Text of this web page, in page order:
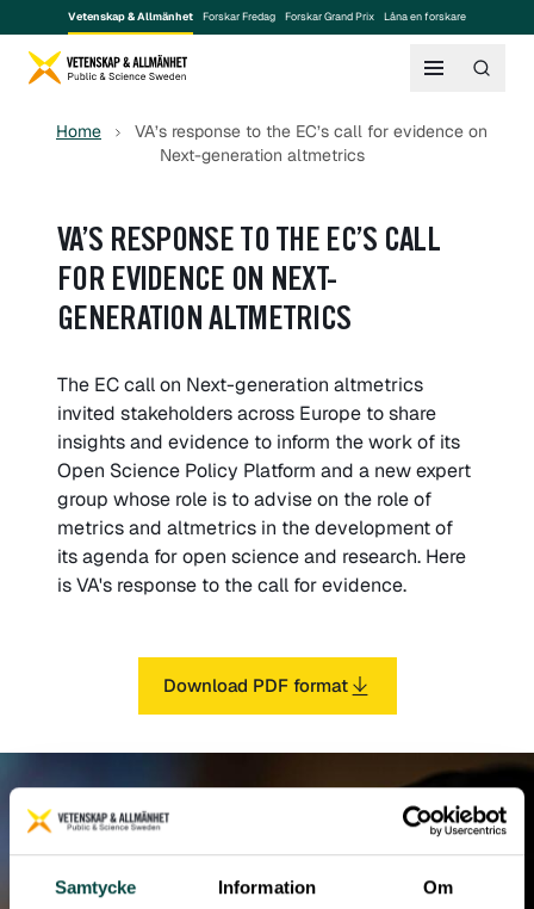
Samtycke Information Om
Vetenskap & Allmänhet Forskar Fredag Forskar Grand Prix Låna en forskare
Home
VA’s response to the EC’s call for evidence on
Next-generation altmetrics
VA’S RESPONSE TO THE EC’S CALL
FOR EVIDENCE ON NEXT-
GENERATION ALTMETRICS
The EC call on Next-generation altmetrics
invited stakeholders across Europe to share
insights and evidence to inform the work of its
Open Science Policy Platform and a new expert
group whose role is to advise on the role of
metrics and altmetrics in the development of
its agenda for open science and research. Here
is VA's response to the call for evidence.
Download PDF format